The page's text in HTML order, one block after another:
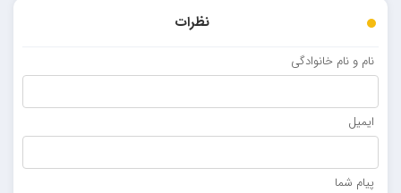
نظرات
نام و نام خانوادگی
ایمیل
پیام شما